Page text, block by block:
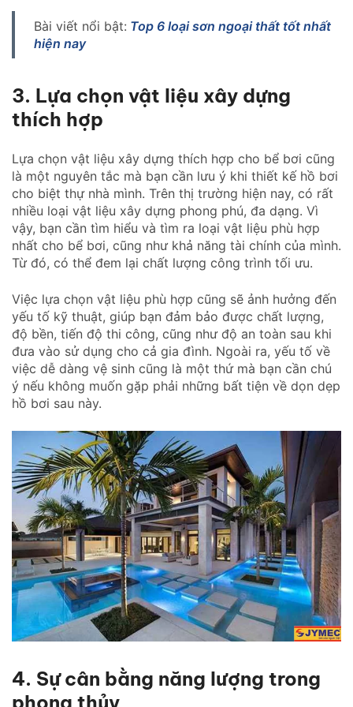
Bài viết nổi bật: Top 6 loại sơn ngoại thất tốt nhất
hiện nay
3. Lựa chọn vật liệu xây dựng
thích hợp
Lựa chọn vật liệu xây dựng thích hợp cho bể bơi cũng
là một nguyên tắc mà bạn cần lưu ý khi thiết kế hồ bơi
cho biệt thự nhà mình. Trên thị trường hiện nay, có rất
nhiều loại vật liệu xây dựng phong phú, đa dạng. Vì
vậy, bạn cần tìm hiểu và tìm ra loại vật liệu phù hợp
nhất cho bể bơi, cũng như khả năng tài chính của mình.
Từ đó, có thể đem lại chất lượng công trình tối ưu.
Việc lựa chọn vật liệu phù hợp cũng sẽ ảnh hưởng đến
yếu tố kỹ thuật, giúp bạn đảm bảo được chất lượng,
độ bền, tiến độ thi công, cũng như độ an toàn sau khi
đưa vào sử dụng cho cả gia đình. Ngoài ra, yếu tố về
việc dễ dàng vệ sinh cũng là một thứ mà bạn cần chú
ý nếu không muốn gặp phải những bất tiện về dọn dẹp
hồ bơi sau này.
4. Sự cân bằng năng lượng trong
phong thủy